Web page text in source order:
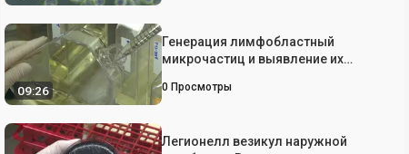
09:26
Генерация лимфобластный
микрочастиц и выявление их
эпителиальными клетками
0 Просмотры
Легионелл везикул наружной